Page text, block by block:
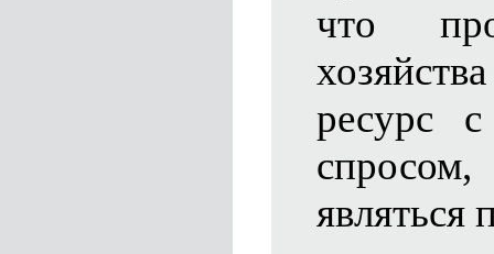
что
ресурс
являться